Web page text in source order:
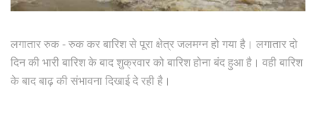
लगातार रुक - रुक कर बारिश से पूरा क्षेत्र जलमग्न हो गया है। लगातार दो
दिन की भारी बारिश के बाद शुक्रवार को बारिश होना बंद हुआ है। वही बारिश
के बाद बाढ़ की संभावना दिखाई दे रही है।